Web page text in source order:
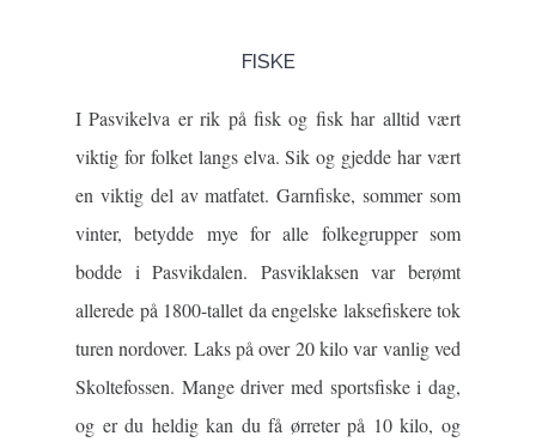
FISKE
I Pasvikelva er rik på fisk og fisk har alltid vært
viktig for folket langs elva. Sik og gjedde har vært
en viktig del av matfatet. Garnfiske, sommer som
vinter, betydde mye for alle folkegrupper som
bodde i Pasvikdalen. Pasviklaksen var berømt
allerede på 1800-tallet da engelske laksefiskere tok
turen nordover. Laks på over 20 kilo var vanlig ved
Skoltefossen. Mange driver med sportsfiske i dag,
og er du heldig kan du få ørreter på 10 kilo, og